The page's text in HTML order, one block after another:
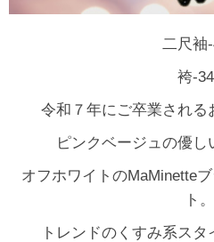
二尺袖
袴-
令和７年にご卒業される
ピンクベージュの優
オフホワイトのMaMinette
ト。
トレンドのくすみ系スタ